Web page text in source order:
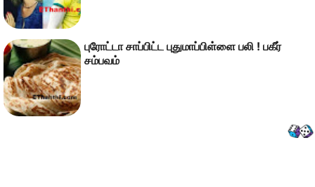
புரோட்டா சாப்பிட்ட புதுமாப்பிள்ளை பலி ! பகீர்
சம்பவம்